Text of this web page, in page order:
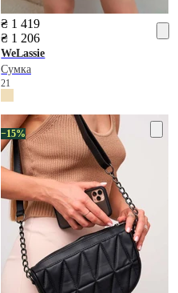
₴ 1 419
₴ 1 206
WeLassie
Сумка
21
−15%